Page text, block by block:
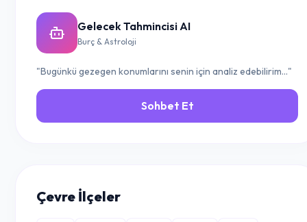
Gelecek Tahmincisi AI
Burç & Astroloji
"Bugünkü gezegen konumlarını senin için analiz edebilirim..."
Sohbet Et
Çevre İlçeler